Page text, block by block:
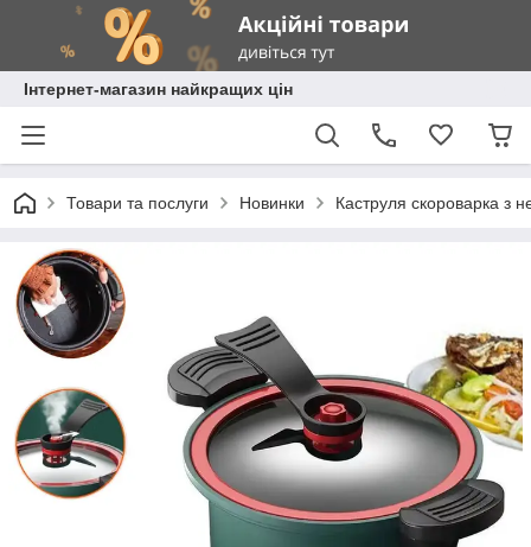
Інтернет-магазин найкращих цін
Товари та послуги Новинки Каструля скороварка з